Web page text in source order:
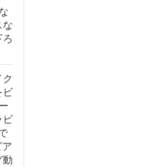
な
ビ
ビ
動